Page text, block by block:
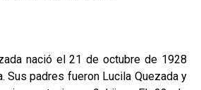
nació el 21 de octubre de 1928
Sus padres fueron Lucila Quezada y